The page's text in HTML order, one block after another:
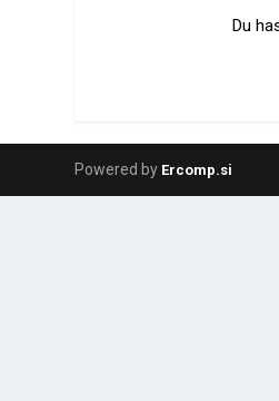
Du
Powered by Ercomp.si